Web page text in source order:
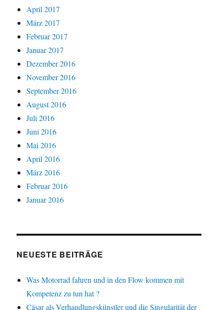
April 2017
März 2017
Februar 2017
Januar 2017
Dezember 2016
November 2016
September 2016
August 2016
Juli 2016
Juni 2016
Mai 2016
April 2016
März 2016
Februar 2016
Januar 2016
NEUESTE BEITRÄGE
Was Motorrad fahren und in den Flow kommen mit
Kompetenz zu tun hat ?
Cäsar als Verhandlungskünstler und die Singularität der